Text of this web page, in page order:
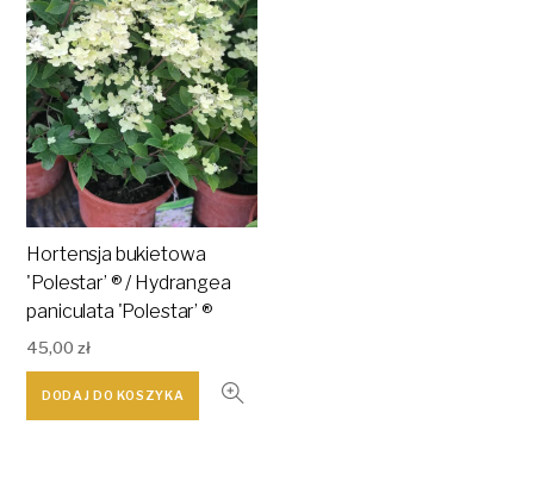
Hortensja bukietowa
'Polestar’ ® / Hydrangea
paniculata 'Polestar’ ®
45,00zł
DODAJ DO KOSZYKA